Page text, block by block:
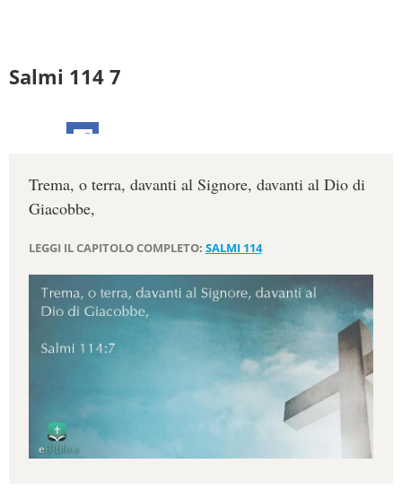
Salmi 114 7
Trema, o terra, davanti al Signore, davanti al Dio di
Giacobbe,
LEGGI IL CAPITOLO COMPLETO: SALMI 114